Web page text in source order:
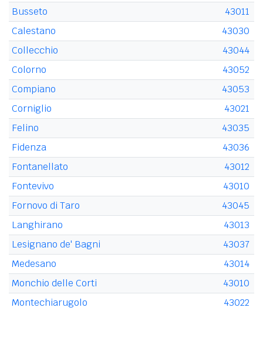
Busseto
43011
Calestano
43030
Collecchio
43044
Colorno
43052
Compiano
43053
Corniglio
43021
Felino
43035
Fidenza
43036
Fontanellato
43012
Fontevivo
43010
Fornovo di Taro
43045
Langhirano
43013
Lesignano de' Bagni
43037
Medesano
43014
Monchio delle Corti
43010
Montechiarugolo
43022